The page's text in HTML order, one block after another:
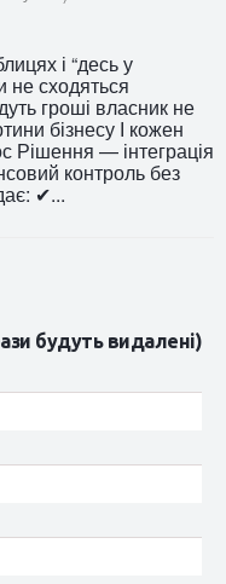
і “десь у
сходяться
гроші власник не
бізнесу І кожен
Рішення — інтеграція
контроль без
✔...
будуть видалені)